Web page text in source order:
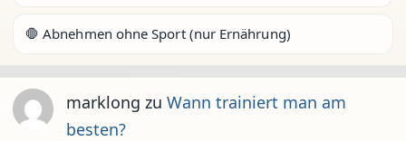
🛑 Abnehmen ohne Sport (nur Ernährung)
marklong zu Wann trainiert man am
besten?